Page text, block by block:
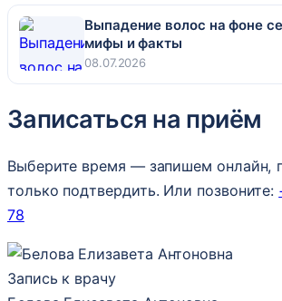
Выпадение волос на фоне
мифы и факты
08.07.2026
Записаться на приём
Выберите время — запишем онлайн,
только подтвердить. Или позвоните:
78
Запись к врачу